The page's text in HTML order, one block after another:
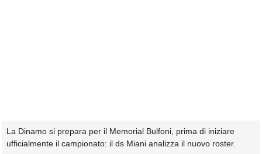
La Dinamo si prepara per il Memorial Bulfoni, prima di iniziare
ufficialmente il campionato: il ds Miani analizza il nuovo roster.